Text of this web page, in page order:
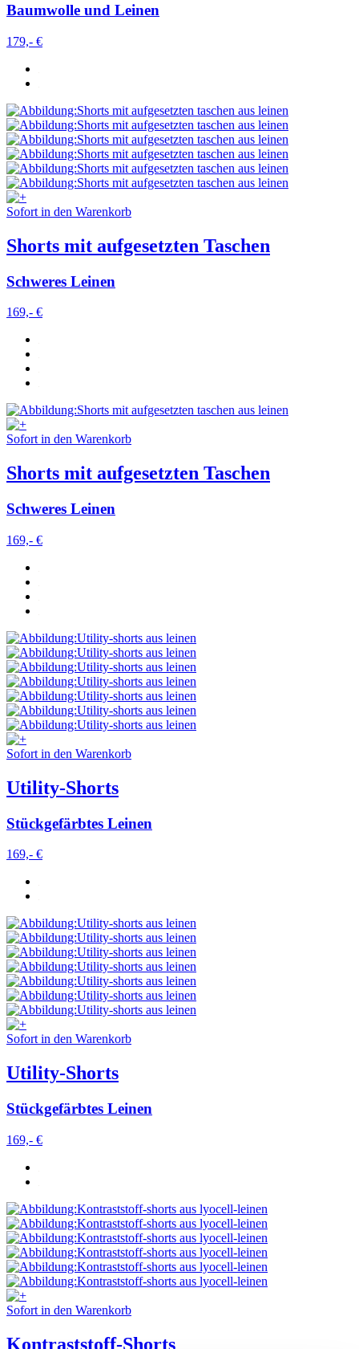
Baumwolle und Leinen
179,- €
Sofort in den Warenkorb
Shorts mit aufgesetzten Taschen
Schweres Leinen
169,- €
Sofort in den Warenkorb
Shorts mit aufgesetzten Taschen
Schweres Leinen
169,- €
Sofort in den Warenkorb
Utility-Shorts
Stückgefärbtes Leinen
169,- €
Sofort in den Warenkorb
Utility-Shorts
Stückgefärbtes Leinen
169,- €
Sofort in den Warenkorb
Kontraststoff-Shorts